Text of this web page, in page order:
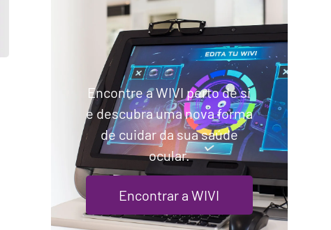
Encontre a WIVI perto de si
e descubra uma nova forma
de cuidar da sua saúde
ocular.
Encontrar a WIVI